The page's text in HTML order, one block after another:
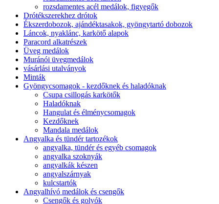
rozsdamentes acél medálok, figyegők
Drótékszerekhez drótok
Ékszerdobozok, ajándéktasakok, gyöngytartó dobozok
Láncok, nyaklánc, karkötő alapok
Paracord alkatrészek
Üveg medálok
Muránói üvegmedálok
vásárlási utalványok
Minták
Gyöngycsomagok - kezdőknek és haladóknak
Csupa csillogás karkötők
Haladóknak
Hangulat és élménycsomagok
Kezdőknek
Mandala medálok
Angyalka és tündér tartozékok
angyalka, tündér és egyéb csomagok
angyalka szoknyák
angyalkák készen
angyalszárnyak
kulcstartók
Angyalhívó medálok és csengők
Csengők és golyók